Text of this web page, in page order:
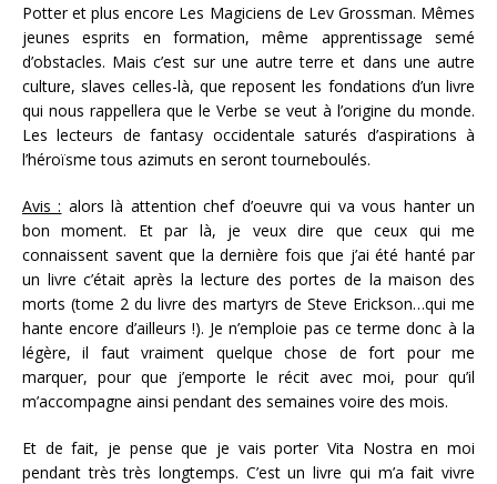
Potter et plus encore Les Magiciens de Lev Grossman. Mêmes
jeunes esprits en formation, même apprentissage semé
d’obstacles. Mais c’est sur une autre terre et dans une autre
culture, slaves celles-là, que reposent les fondations d’un livre
qui nous rappellera que le Verbe se veut à l’origine du monde.
Les lecteurs de fantasy occidentale saturés d’aspirations à
l’héroïsme tous azimuts en seront tourneboulés.
Avis : alors là attention chef d’oeuvre qui va vous hanter un
bon moment. Et par là, je veux dire que ceux qui me
connaissent savent que la dernière fois que j’ai été hanté par
un livre c’était après la lecture des portes de la maison des
morts (tome 2 du livre des martyrs de Steve Erickson…qui me
hante encore d’ailleurs !). Je n’emploie pas ce terme donc à la
légère, il faut vraiment quelque chose de fort pour me
marquer, pour que j’emporte le récit avec moi, pour qu’il
m’accompagne ainsi pendant des semaines voire des mois.
Et de fait, je pense que je vais porter Vita Nostra en moi
pendant très très longtemps. C’est un livre qui m’a fait vivre